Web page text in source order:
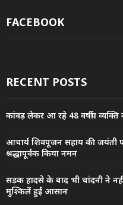
FACEBOOK
RECENT POSTS
कांवड़ लेकर आ रहे 48 वर्षीय व्यक्ति
आचार्य शिवपूजन सहाय की जयंती
श्रद्धापूर्वक किया नमन
सड़क हादसे के बाद भी चांदनी ने
मुश्किलें हुईं आसान